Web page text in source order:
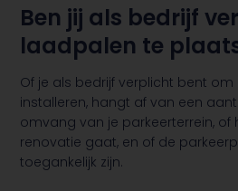
Ben jij als bedrijf
laadpalen te
Of je als bedrijf verplicht bent
installeren, hangt af van een
omvang van je parkeerterrein,
renovatie gaat, en of de
toegankelijk zijn.